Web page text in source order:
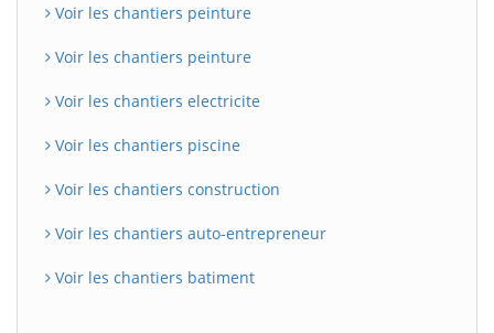
Voir les chantiers peinture
Voir les chantiers peinture
Voir les chantiers electricite
Voir les chantiers piscine
Voir les chantiers construction
Voir les chantiers auto-entrepreneur
Voir les chantiers batiment